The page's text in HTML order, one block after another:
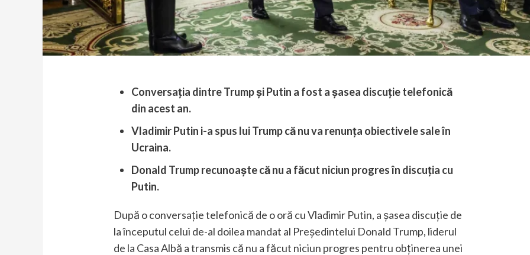
Conversația dintre Trump și Putin a fost a șasea discuție telefonică
din acest an.
Vladimir Putin i-a spus lui Trump că nu va renunța obiectivele sale în
Ucraina.
Donald Trump recunoaște că nu a făcut niciun progres în discuția cu
Putin.
După o conversație telefonică de o oră cu Vladimir Putin, a șasea discuție de
la începutul celui de-al doilea mandat al Președintelui Donald Trump, liderul
de la Casa Albă a transmis că nu a făcut niciun progres pentru obținerea unei